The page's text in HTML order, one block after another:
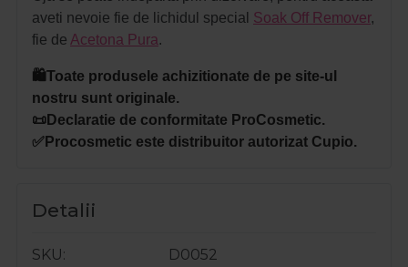
aveti nevoie fie de lichidul special Soak Off Remover,
fie de Acetona Pura.
🛍️Toate produsele achizitionate de pe site-ul
nostru sunt originale.
📜Declaratie de conformitate ProCosmetic.
✅Procosmetic este distribuitor autorizat Cupio.
Detalii
SKU
D0052